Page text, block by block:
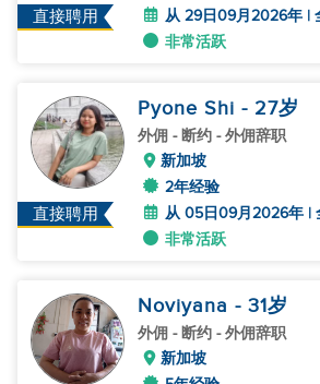
直接聘用
从 29日09月2026年 |
非常活跃
直接聘用
Pyone Shi - 27岁
外佣 - 断约 - 外佣辞职
新加坡
2年经验
从 05日09月2026年 |
非常活跃
Noviyana - 31岁
外佣 - 断约 - 外佣辞职
新加坡